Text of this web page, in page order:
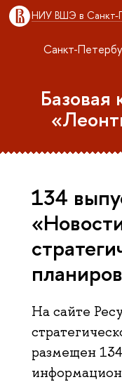
НИУ ВШЭ в Санкт-
Санкт-
134
На сайте
размещен